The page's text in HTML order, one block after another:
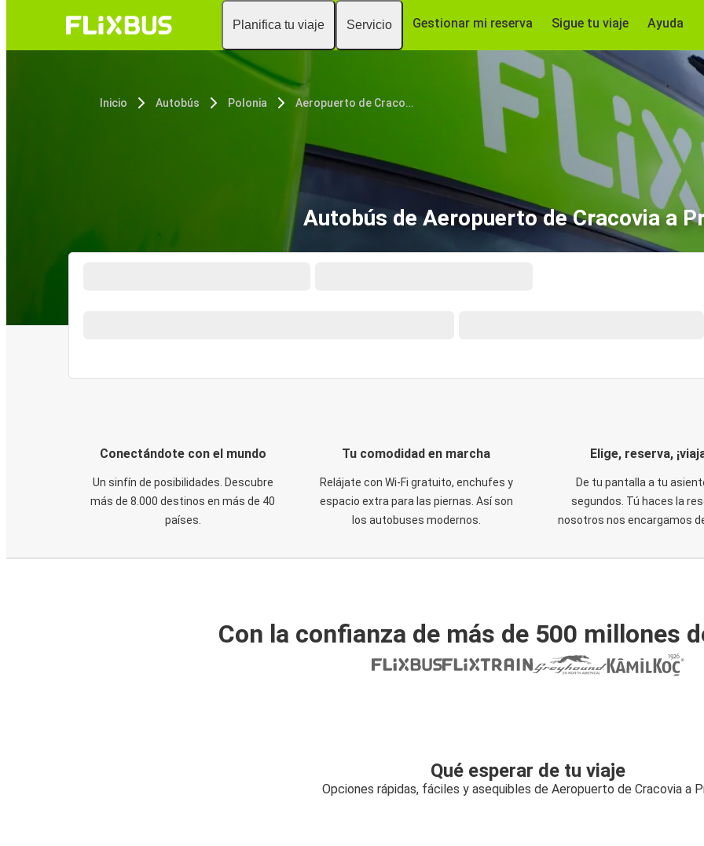
Planifica tu viaje Servicio Gestionar mi reserva Sigue tu viaje Ayuda
Inicio Autobús Polonia Aeropuerto de Cracovia
Autobús de Aeropuerto de Cracovia a
Conectándote con el mundo
Un sinfín de posibilidades. Descubre
más de 8.000 destinos en más de 40
países.
Tu comodidad en marcha
Relájate con Wi-Fi gratuito, enchufes y
espacio extra para las piernas. Así son
los autobuses modernos.
Elige, reserva,
De tu pantalla a tu
segundos. Tú haces la
nosotros nos encargamos
Con la confianza de más de 500 millones
Qué esperar de tu viaje
Opciones rápidas, fáciles y asequibles de Aeropuerto de Cracovia a